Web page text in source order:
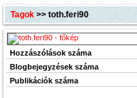
Tagok>> toth.feri90
Hozzászólások száma
Blogbejegyzések száma
Publikációk száma